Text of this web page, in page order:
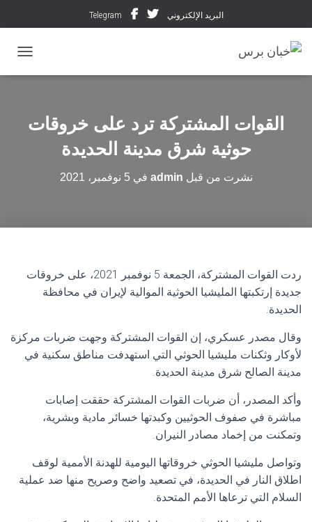
البريد الإلكتروني Telegram
القوات المشتركة ترد على خروقات
حوثية شرق مدينة الحديدة
نشرت من قبل admin في 5 نوفمبر، 2021
ردت القوات المشتركة، الجمعة 5 نوفمبر 2021، على خروقات
جديدة إرتكبتها المليشيا الحوثية الموالية لإيران في محافظة
الحديدة.
وقال مصدر عسكري، إن القوات المشتركة وجهت ضربات مركزة
لأوكار وثكنات مليشيا الحوثي التي استهدفت مناطق سكنية في
مدينة الصالح شرق مدينة الحديدة.
وأكد المصدر، أن ضربات القوات المشتركة حققت إصابات
مباشرة في صفوف الحوثيين وكبدتها خسائر مادية وبشرية،
وتمكنت من إخماد مصادر النيران.
وتواصل مليشيا الحوثي خروقاتها اليومية للهدنة الأممية لوقف
اطلاق النار في الحديدة، في تصعيد واضح وصريح منها ضد عملية
السلام التي ترعاها الأمم المتحدة.